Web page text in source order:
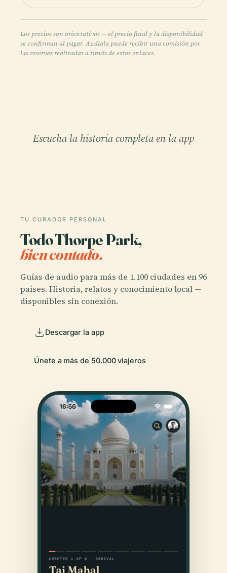
Los precios son orientativos — el precio final y la disponibilidad
se confirman al pagar. Audiala puede recibir una comisión por
las reservas realizadas a través de estos enlaces.
Escucha la historia completa en la app
TU CURADOR PERSONAL
Todo Thorpe Park,
bien contado.
Guías de audio para más de 1.100 ciudades en 96
países. Historia, relatos y conocimiento local —
disponibles sin conexión.
Descargar la app
Únete a más de 50.000 viajeros